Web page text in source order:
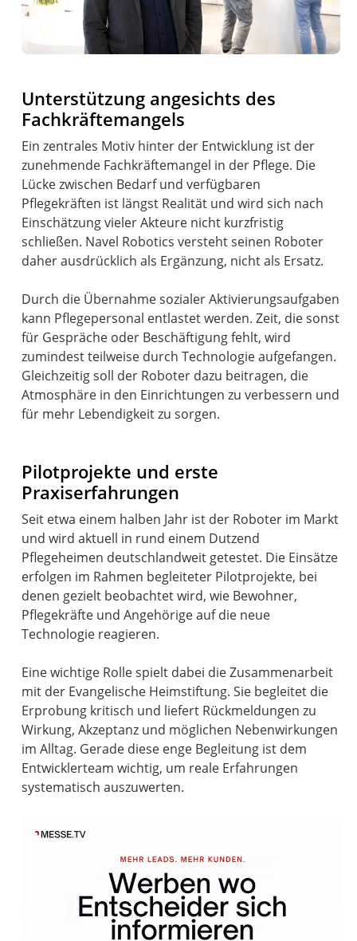
Unterstützung angesichts des
Fachkräftemangels
Ein zentrales Motiv hinter der Entwicklung ist der
zunehmende Fachkräftemangel in der Pflege. Die
Lücke zwischen Bedarf und verfügbaren
Pflegekräften ist längst Realität und wird sich nach
Einschätzung vieler Akteure nicht kurzfristig
schließen. Navel Robotics versteht seinen Roboter
daher ausdrücklich als Ergänzung, nicht als Ersatz.
Durch die Übernahme sozialer Aktivierungsaufgaben
kann Pflegepersonal entlastet werden. Zeit, die sonst
für Gespräche oder Beschäftigung fehlt, wird
zumindest teilweise durch Technologie aufgefangen.
Gleichzeitig soll der Roboter dazu beitragen, die
Atmosphäre in den Einrichtungen zu verbessern und
für mehr Lebendigkeit zu sorgen.
Pilotprojekte und erste
Praxiserfahrungen
Seit etwa einem halben Jahr ist der Roboter im Markt
und wird aktuell in rund einem Dutzend
Pflegeheimen deutschlandweit getestet. Die Einsätze
erfolgen im Rahmen begleiteter Pilotprojekte, bei
denen gezielt beobachtet wird, wie Bewohner,
Pflegekräfte und Angehörige auf die neue
Technologie reagieren.
Eine wichtige Rolle spielt dabei die Zusammenarbeit
mit der Evangelische Heimstiftung. Sie begleitet die
Erprobung kritisch und liefert Rückmeldungen zu
Wirkung, Akzeptanz und möglichen Nebenwirkungen
im Alltag. Gerade diese enge Begleitung ist dem
Entwicklerteam wichtig, um reale Erfahrungen
systematisch auszuwerten.